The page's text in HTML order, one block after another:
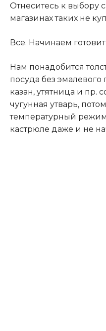
Отнеситесь к выбору
магазинах таких не
Все. Начинаем
Нам понадобится
посуда без
казан, утятница и пр.
чугунная утварь,
температурный
кастрюле даже и не